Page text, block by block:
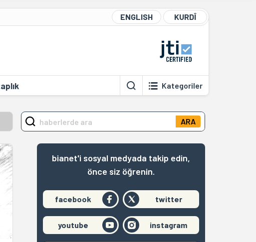
ENGLISH KURDÎ
Kategoriler
ARA
bianet'i sosyal medyada takip edin,
önce siz öğrenin.
facebook twitter
youtube instagram